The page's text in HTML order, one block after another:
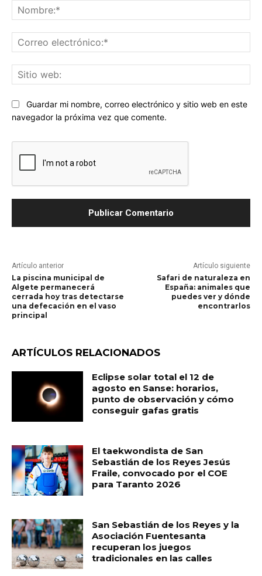
Guardar mi nombre, correo electrónico y sitio web en este
navegador la próxima vez que comente.
Artículo anterior
La piscina municipal de
Algete permanecerá
cerrada hoy tras detectarse
una defecación en el vaso
principal
Artículo siguiente
Safari de naturaleza en
España: animales que
puedes ver y dónde
encontrarlos
ARTÍCULOS RELACIONADOS
Eclipse solar total el 12 de
agosto en Sanse: horarios,
punto de observación y cómo
conseguir gafas gratis
El taekwondista de San
Sebastián de los Reyes Jesús
Fraile, convocado por el COE
para Taranto 2026
San Sebastián de los Reyes y la
Asociación Fuentesanta
recuperan los juegos
tradicionales en las calles